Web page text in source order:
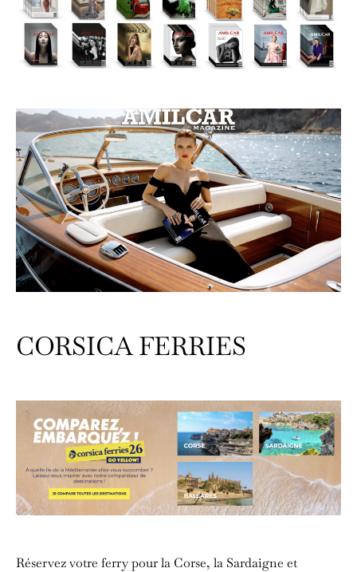
CORSICA FERRIES
Réservez votre ferry pour la Corse, la Sardaigne et